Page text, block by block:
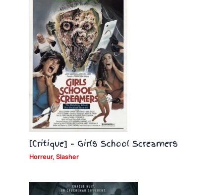
[Critique] – Girls School Screamers
Horreur, Slasher